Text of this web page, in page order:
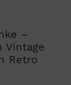
–
Vintage
Retro